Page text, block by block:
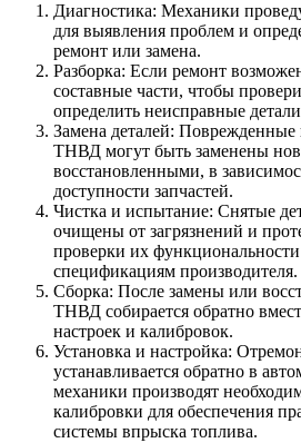
Диагностика: Механики
для выявления проблем и
ремонт или замена.
Разборка: Если ремонт
составные части, чтобы
определить неисправные
Замена деталей:
ТНВД могут быть заменены
восстановленными, в
доступности запчастей.
Чистка и испытание: Снятые
очищены от загрязнений и
проверки их функциональности
спецификациям производителя.
Сборка: После замены или
ТНВД собирается обратно
настроек и калибровок.
Установка и настройка:
устанавливается обратно в
механики производят
калибровки для обеспечения
системы впрыска топлива.